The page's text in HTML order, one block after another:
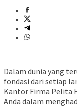
Dalam dunia yang
fondasi dari setiap
Kantor Firma Pelita
Anda dalam